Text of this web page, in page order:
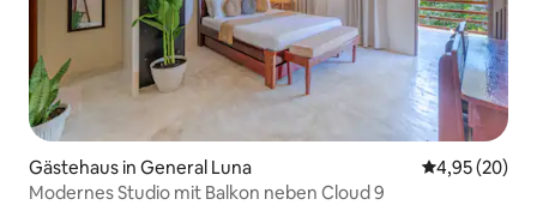
Gästehaus in General Luna
4,95 (20)
Modernes Studio mit Balkon neben Cloud 9